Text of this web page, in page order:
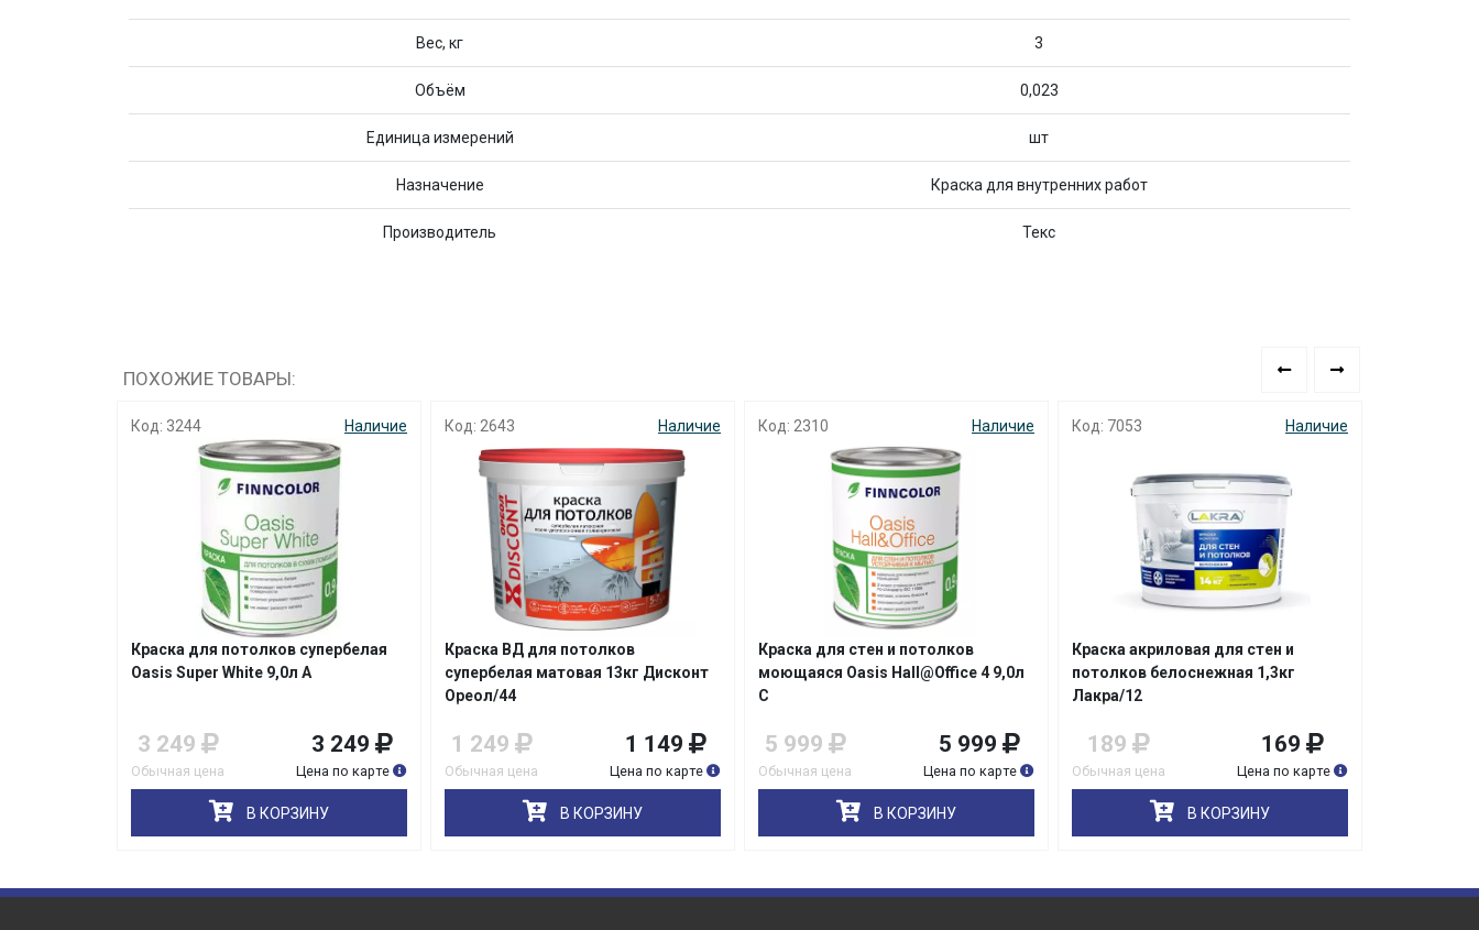
Вес, кг 3
Объём 0,023
Единица измерений шт
Назначение Краска для внутренних работ
Производитель Текс
ПОХОЖИЕ ТОВАРЫ:
Код: 3244 Наличие
Краска для потолков супербелая
Oasis Super White 9,0л А
3 249
Обычная цена
3 249
Цена по карте
В КОРЗИНУ
Код: 2643 Наличие
Краска ВД для потолков
супербелая матовая 13кг Дисконт
Ореол/44
1 249
Обычная цена
1 149
Цена по карте
В КОРЗИНУ
Код: 2310 Наличие
Краска для стен и потолков
моющаяся Oasis Hall@Office 4 9,0л
С
5 999
Обычная цена
5 999
Цена по карте
В КОРЗИНУ
Код: 7053 Наличие
Краска акриловая для стен и
потолков белоснежная 1,3кг
Лакра/12
189
Обычная цена
169
Цена по карте
В КОРЗИНУ
25
раз в 2 недели